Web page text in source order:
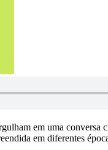
em uma conversa
em diferentes